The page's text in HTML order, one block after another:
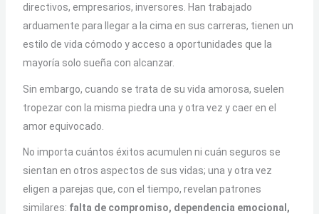
directivos, empresarios, inversores. Han trabajado
arduamente para llegar a la cima en sus carreras, tienen un
estilo de vida cómodo y acceso a oportunidades que la
mayoría solo sueña con alcanzar.
Sin embargo, cuando se trata de su vida amorosa, suelen
tropezar con la misma piedra una y otra vez y caer en el
amor equivocado.
No importa cuántos éxitos acumulen ni cuán seguros se
sientan en otros aspectos de sus vidas; una y otra vez
eligen a parejas que, con el tiempo, revelan patrones
similares: falta de compromiso, dependencia emocional,